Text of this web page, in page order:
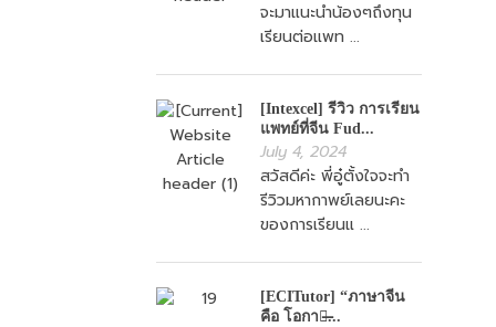
จะมาแนะนำน้องๆถึงทุน
เรียนต่อแพท ...
[Intexcel] รีวิว การเรียน
แพทย์ที่จีน Fud...
July 4, 2024
สวัสดีค่ะ พี่อู๋ตั้งใจจะทำ
รีวิวมหากาพย์เลยนะคะ
ของการเรียนแ ...
[ECITutor] “ภาษาจีน
คือ โอกาส̶...